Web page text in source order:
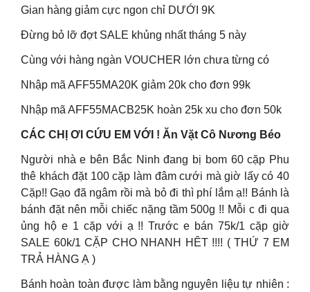
Gian hàng giảm cực ngon chỉ DƯỚI 9K
Đừng bỏ lỡ đợt SALE khủng nhất tháng 5 này
Cùng với hàng ngàn VOUCHER lớn chưa từng có
Nhập mã AFF55MA20K giảm 20k cho đơn 99k
Nhập mã AFF55MACB25K hoàn 25k xu cho đơn 50k
CÁC CHỊ ƠI CỨU EM VỚI ! Ăn Vặt Cô Nương Béo
Người nhà e bên Bắc Ninh đang bị bom 60 cặp Phu
thê khách đặt 100 cặp làm đâm cưới mà giờ lấy có 40
Cặp!! Gạo đã ngâm rồi mà bỏ đi thì phí lắm ạ!! Bánh là
bánh đặt nên mỗi chiếc nặng tầm 500g !! Mỗi c đi qua
ủng hộ e 1 cặp với ạ !! Trước e bán 75k/1 cặp giờ
SALE 60k/1 CẶP CHO NHANH HÊT !!!! ( THỨ 7 EM
TRẢ HÀNG Ạ )
Bánh hoàn toàn được làm bằng nguyên liệu tự nhiên :